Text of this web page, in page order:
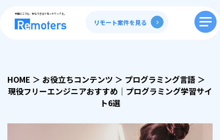
全国どこでも、安心できるリモートワークを。
リモート案件を見る
HOME ＞ お役立ちコンテンツ ＞ プログラミング言語 ＞
現役フリーエンジニアおすすめ｜プログラミング学習サイ
ト6選